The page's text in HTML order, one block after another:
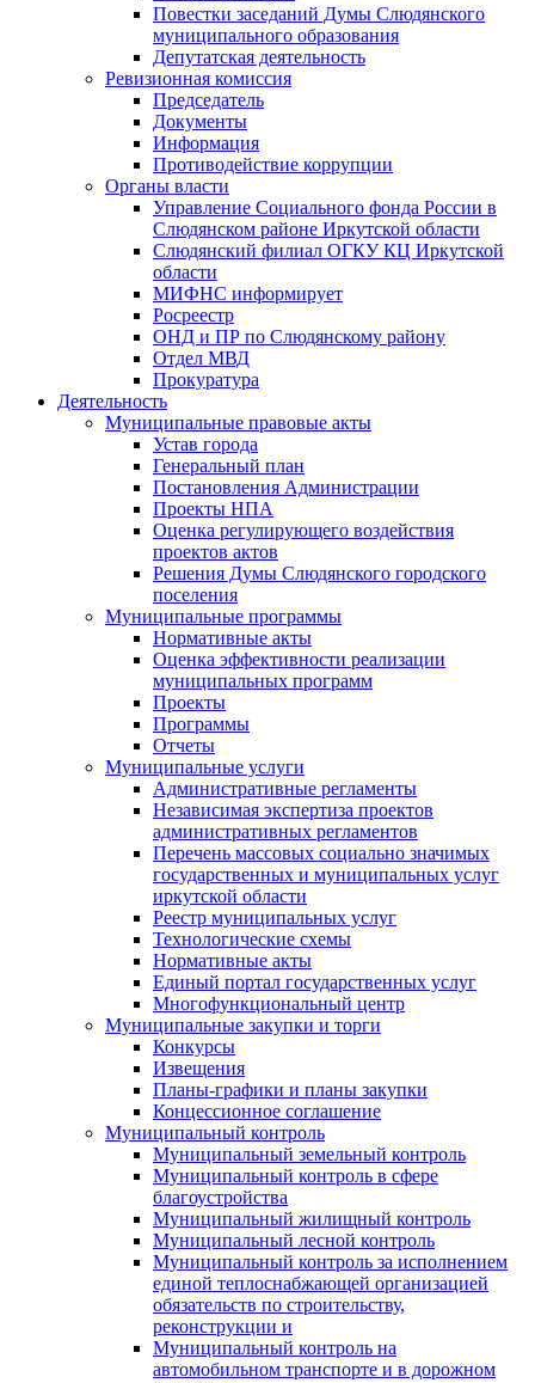
Повестки заседаний Думы Слюдянского
муниципального образования
Депутатская деятельность
Ревизионная комиссия
Председатель
Документы
Информация
Противодействие коррупции
Органы власти
Управление Социального фонда России в
Слюдянском районе Иркутской области
Слюдянский филиал ОГКУ КЦ Иркутской
области
МИФНС информирует
Росреестр
ОНД и ПР по Слюдянскому району
Отдел МВД
Прокуратура
Деятельность
Муниципальные правовые акты
Устав города
Генеральный план
Постановления Администрации
Проекты НПА
Оценка регулирующего воздействия
проектов актов
Решения Думы Слюдянского городского
поселения
Муниципальные программы
Нормативные акты
Оценка эффективности реализации
муниципальных программ
Проекты
Программы
Отчеты
Муниципальные услуги
Административные регламенты
Независимая экспертиза проектов
административных регламентов
Перечень массовых социально значимых
государственных и муниципальных услуг
иркутской области
Реестр муниципальных услуг
Технологические схемы
Нормативные акты
Единый портал государственных услуг
Многофункциональный центр
Муниципальные закупки и торги
Конкурсы
Извещения
Планы-графики и планы закупки
Концессионное соглашение
Муниципальный контроль
Муниципальный земельный контроль
Муниципальный контроль в сфере
благоустройства
Муниципальный жилищный контроль
Муниципальный лесной контроль
Муниципальный контроль за исполнением
единой теплоснабжающей организацией
обязательств по строительству,
реконструкции и
Муниципальный контроль на
автомобильном транспорте и в дорожном